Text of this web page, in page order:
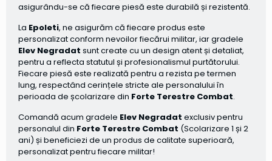
asigurându-se că fiecare piesă este durabilă și rezistentă.
La Epoleti, ne asigurăm că fiecare produs este
personalizat conform nevoilor fiecărui militar, iar gradele
Elev Negradat sunt create cu un design atent și detaliat,
pentru a reflecta statutul și profesionalismul purtătorului.
Fiecare piesă este realizată pentru a rezista pe termen
lung, respectând cerințele stricte ale personalului în
perioada de școlarizare din Forte Terestre Combat.
Comandă acum gradele Elev Negradat exclusiv pentru
personalul din Forte Terestre Combat (Scolarizare 1 și 2
ani) și beneficiezi de un produs de calitate superioară,
personalizat pentru fiecare militar!